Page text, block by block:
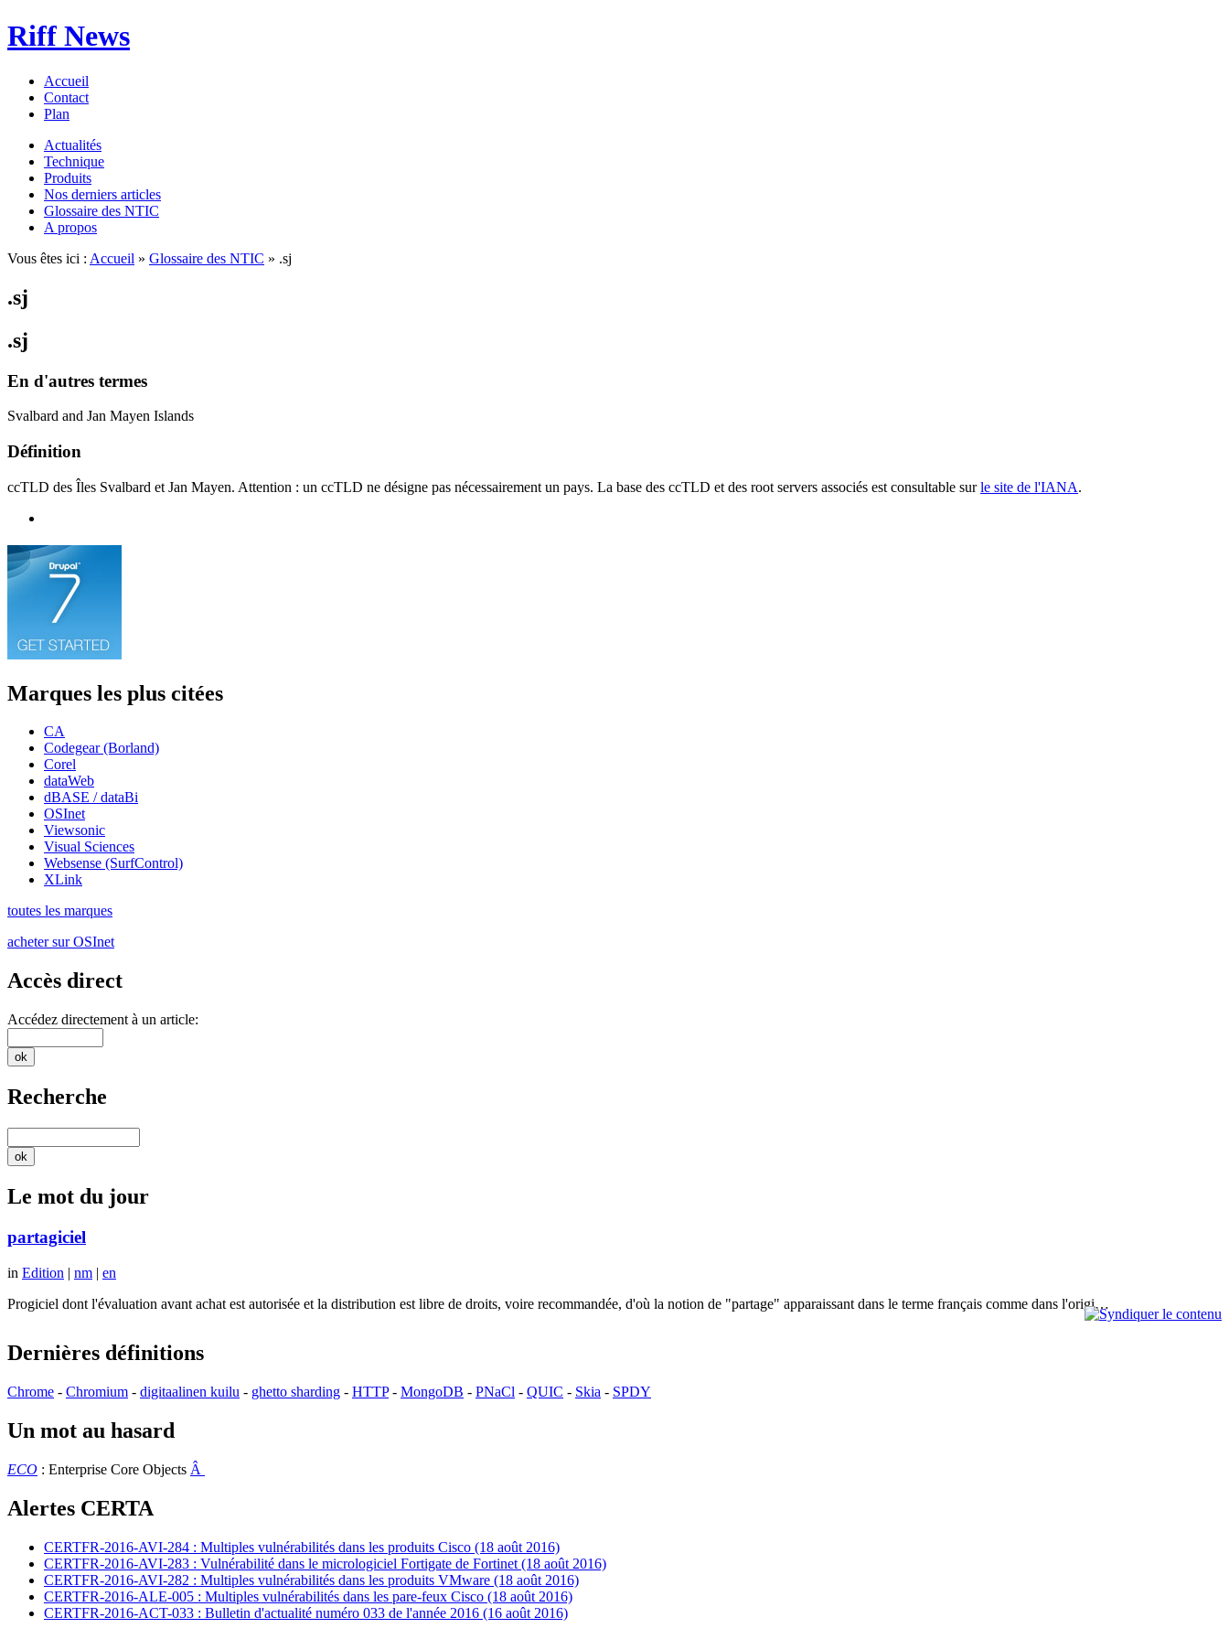
Riff News
Accueil
Contact
Plan
Actualités
Technique
Produits
Nos derniers articles
Glossaire des NTIC
A propos
Vous êtes ici : Accueil » Glossaire des NTIC » .sj
.sj
.sj
En d'autres termes
Svalbard and Jan Mayen Islands
Définition
ccTLD des Îles Svalbard et Jan Mayen. Attention : un ccTLD ne désigne pas nécessairement un pays. La base des ccTLD et des root servers associés est consultable surle site de l'IANA.
Marques les plus citées
CA
Codegear (Borland)
Corel
dataWeb
dBASE / dataBi
OSInet
Viewsonic
Visual Sciences
Websense (SurfControl)
XLink
toutes les marques
acheter sur OSInet
Accès direct
Accédez directement à un article:
Recherche
Le mot du jour
partagiciel
in Edition | nm | en
Progiciel dont l'évaluation avant achat est autorisée et la distribution est libre de droits, voire recommandée, d'où la notion de "partage" apparaissant dans le terme français comme dans l'origi…
Dernières définitions
Chrome - Chromium - digitaalinen kuilu - ghetto sharding - HTTP- MongoDB - PNaCl - QUIC - Skia - SPDY
Un mot au hasard
ECO : Enterprise Core Objects Â
Alertes CERTA
CERTFR-2016-AVI-284 : Multiples vulnérabilités dans les produits Cisco (18 août 2016)
CERTFR-2016-AVI-283 : Vulnérabilité dans le micrologiciel Fortigate de Fortinet (18 août 2016)
CERTFR-2016-AVI-282 : Multiples vulnérabilités dans les produits VMware (18 août 2016)
CERTFR-2016-ALE-005 : Multiples vulnérabilités dans les pare-feux Cisco (18 août 2016)
CERTFR-2016-ACT-033 : Bulletin d'actualité numéro 033 de l'année 2016 (16 août 2016)